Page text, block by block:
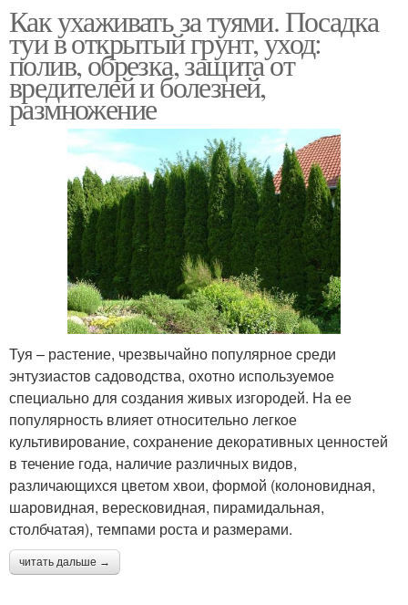
Как ухаживать за туями. Посадка
туи в открытый грунт, уход:
полив, обрезка, защита от
вредителей и болезней,
размножение
Туя – растение, чрезвычайно популярное среди
энтузиастов садоводства, охотно используемое
специально для создания живых изгородей. На ее
популярность влияет относительно легкое
культивирование, сохранение декоративных ценностей
в течение года, наличие различных видов,
различающихся цветом хвои, формой (колоновидная,
шаровидная, вересковидная, пирамидальная,
столбчатая), темпами роста и размерами.
читать дальше →